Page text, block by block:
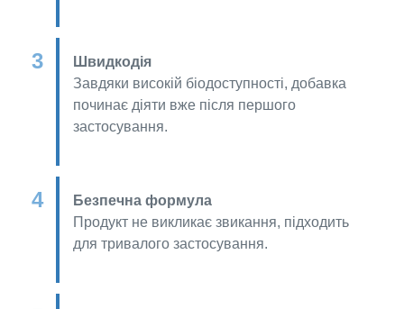
Швидкодія
Завдяки високій біодоступності, добавка
починає діяти вже після першого
застосування.
Безпечна формула
Продукт не викликає звикання, підходить
для тривалого застосування.